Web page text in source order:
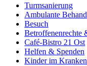
Turmsanierung
Ambulante
Besuch
Betroffenenrechte
Café-Bistro 21 Ost
Helfen & Spenden
Kinder im